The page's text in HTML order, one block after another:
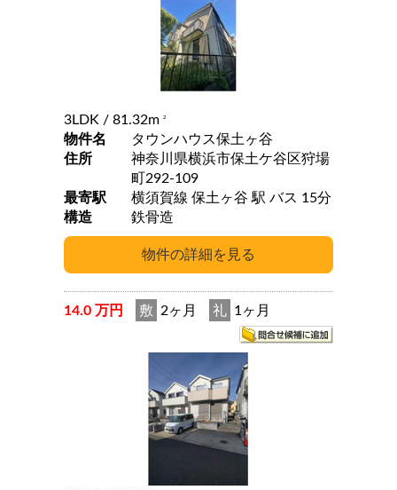
3LDK / 81.32m 2
物件名
タウンハウス保土ヶ谷
住所
神奈川県横浜市保土ケ谷区狩場
町292-109
最寄駅
横須賀線 保土ヶ谷 駅 バス 15分
構造
鉄骨造
14.0 万円 敷 2ヶ月 礼 1ヶ月